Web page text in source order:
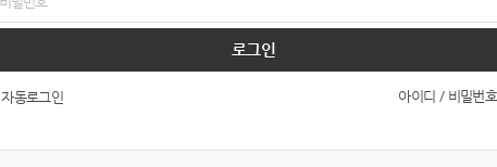
로그인
자동로그인 아이디 / 비밀번